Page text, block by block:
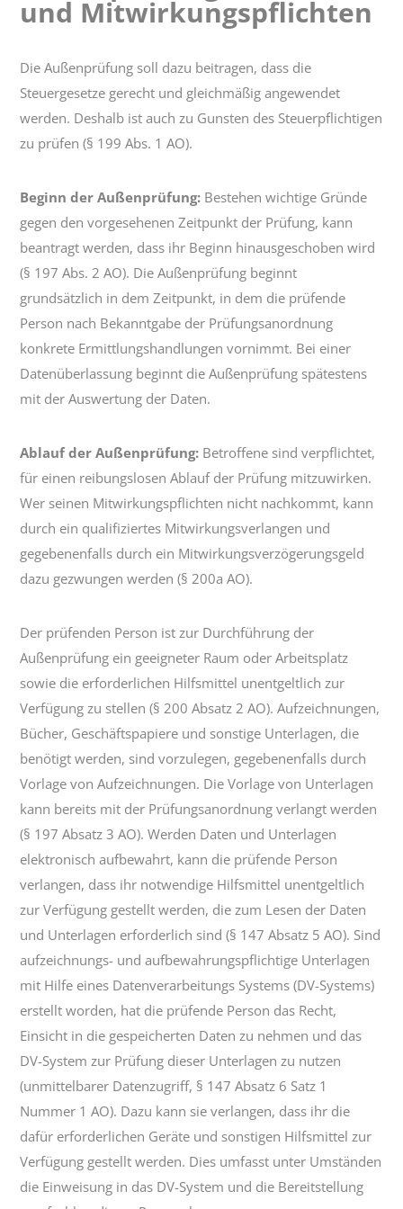
und
und Mitwirkungspflichten
Die Außenprüfung soll dazu beitragen, dass die
Steuergesetze gerecht und gleichmäßig angewendet
werden. Deshalb ist auch zu Gunsten des Steuerpflichtigen
zu prüfen (§ 199 Abs. 1 AO).
Beginn der Außenprüfung: Bestehen wichtige Gründe
gegen den vorgesehenen Zeitpunkt der Prüfung, kann
beantragt werden, dass ihr Beginn hinausgeschoben wird
(§ 197 Abs. 2 AO). Die Außenprüfung beginnt
grundsätzlich in dem Zeitpunkt, in dem die prüfende
Person nach Bekanntgabe der Prüfungsanordnung
konkrete Ermittlungshandlungen vornimmt. Bei einer
Datenüberlassung beginnt die Außenprüfung spätestens
mit der Auswertung der Daten.
Ablauf der Außenprüfung: Betroffene sind verpflichtet,
für einen reibungslosen Ablauf der Prüfung mitzuwirken.
Wer seinen Mitwirkungspflichten nicht nachkommt, kann
durch ein qualifiziertes Mitwirkungsverlangen und
gegebenenfalls durch ein Mitwirkungsverzögerungsgeld
dazu gezwungen werden (§ 200a AO).
Der prüfenden Person ist zur Durchführung der
Außenprüfung ein geeigneter Raum oder Arbeitsplatz
sowie die erforderlichen Hilfsmittel unentgeltlich zur
Verfügung zu stellen (§ 200 Absatz 2 AO). Aufzeichnungen,
Bücher, Geschäftspapiere und sonstige Unterlagen, die
benötigt werden, sind vorzulegen, gegebenenfalls durch
Vorlage von Aufzeichnungen. Die Vorlage von Unterlagen
kann bereits mit der Prüfungsanordnung verlangt werden
(§ 197 Absatz 3 AO). Werden Daten und Unterlagen
elektronisch aufbewahrt, kann die prüfende Person
verlangen, dass ihr notwendige Hilfsmittel unentgeltlich
zur Verfügung gestellt werden, die zum Lesen der Daten
und Unterlagen erforderlich sind (§ 147 Absatz 5 AO). Sind
aufzeichnungs- und aufbewahrungspflichtige Unterlagen
mit Hilfe eines Datenverarbeitungs Systems (DV-Systems)
erstellt worden, hat die prüfende Person das Recht,
Einsicht in die gespeicherten Daten zu nehmen und das
DV-System zur Prüfung dieser Unterlagen zu nutzen
(unmittelbarer Datenzugriff, § 147 Absatz 6 Satz 1
Nummer 1 AO). Dazu kann sie verlangen, dass ihr die
dafür erforderlichen Geräte und sonstigen Hilfsmittel zur
Verfügung gestellt werden. Dies umfasst unter Umständen
die Einweisung in das DV-System und die Bereitstellung